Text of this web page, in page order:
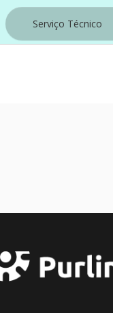
Serviço Técnico